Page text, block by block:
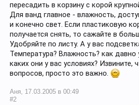
пересадить в корзину с корой
Для ванд главное - влажность,
и конечно свет. Если пластиковую
получается снять, то сажайте в
Удобряйте по листу. А у вас
Температура? Влажность? как
каких они у вас условиях? Извините,
вопросов, просто это важно.
Аня, 17.03.2005 в 00:49
#2